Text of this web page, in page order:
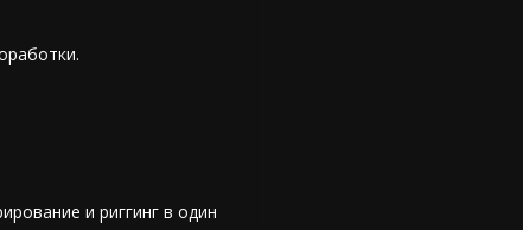
и риггинг в один